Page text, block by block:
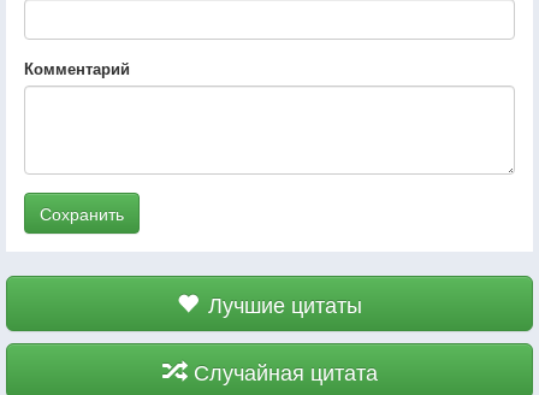
Комментарий
Сохранить
Лучшие цитаты
Случайная цитата